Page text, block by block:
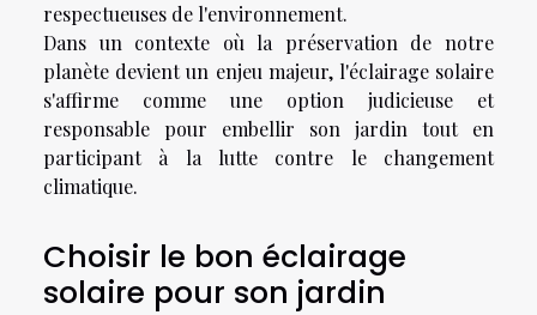
respectueuses de l'environnement.
Dans un contexte où la préservation de notre
planète devient un enjeu majeur, l'éclairage solaire
s'affirme comme une option judicieuse et
responsable pour embellir son jardin tout en
participant à la lutte contre le changement
climatique.
Choisir le bon éclairage
solaire pour son jardin